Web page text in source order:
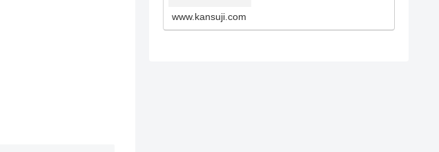
｜拾漆18｜拾捌19｜拾玖2…
www.kansuji.com